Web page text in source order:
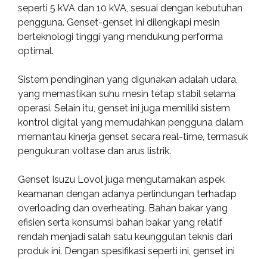
seperti 5 kVA dan 10 kVA, sesuai dengan kebutuhan
pengguna. Genset-genset ini dilengkapi mesin
berteknologi tinggi yang mendukung performa
optimal.
Sistem pendinginan yang digunakan adalah udara,
yang memastikan suhu mesin tetap stabil selama
operasi. Selain itu, genset ini juga memiliki sistem
kontrol digital yang memudahkan pengguna dalam
memantau kinerja genset secara real-time, termasuk
pengukuran voltase dan arus listrik.
Genset Isuzu Lovol juga mengutamakan aspek
keamanan dengan adanya perlindungan terhadap
overloading dan overheating. Bahan bakar yang
efisien serta konsumsi bahan bakar yang relatif
rendah menjadi salah satu keunggulan teknis dari
produk ini. Dengan spesifikasi seperti ini, genset ini